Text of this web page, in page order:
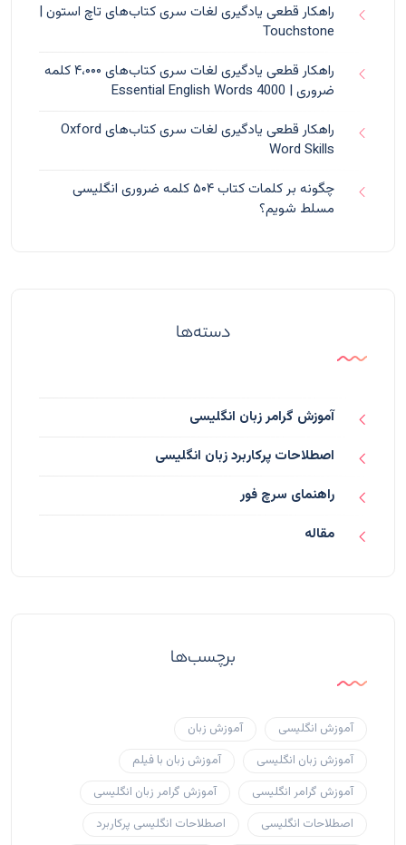
راهکار قطعی یادگیری لغات سری کتاب‌های تاچ استون |
Touchstone
راهکار قطعی یادگیری لغات سری کتاب‌های ۴،۰۰۰ کلمه
ضروری | 4000 Essential English Words
راهکار قطعی یادگیری لغات سری کتاب‌های Oxford
Word Skills
چگونه بر کلمات کتاب ۵۰۴ کلمه ضروری انگلیسی
مسلط شویم؟
دسته‌ها
آموزش گرامر زبان انگلیسی
اصطلاحات پرکاربرد زبان انگلیسی
راهنمای سرچ فور
مقاله
برچسب‌ها
آموزش انگلیسی
آموزش زبان
آموزش زبان انگلیسی
آموزش زبان با فیلم
آموزش گرامر انگلیسی
آموزش گرامر زبان انگلیسی
اصطلاحات انگلیسی
اصطلاحات انگلیسی پرکاربرد